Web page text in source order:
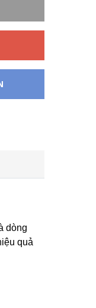
dòng
quả